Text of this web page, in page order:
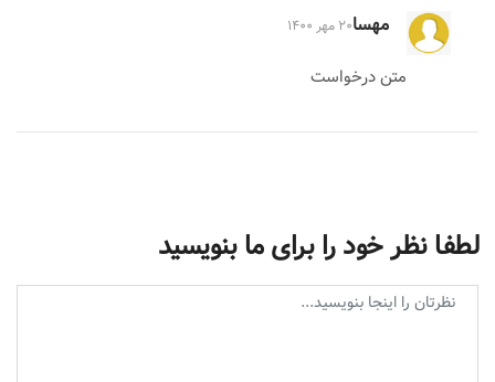
مهسا۲۰ مهر ۱۴۰۰
متن درخواست
لطفا نظر خود را برای ما بنویسید